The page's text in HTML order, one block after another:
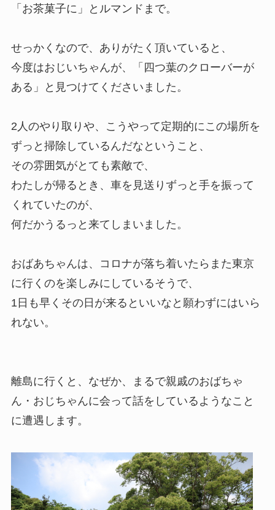
「お茶菓子に」とルマンドまで。
せっかくなので、ありがたく頂いていると、
今度はおじいちゃんが、「四つ葉のクローバーが
ある」と見つけてくださいました。
2人のやり取りや、こうやって定期的にこの場所を
ずっと掃除しているんだなということ、
その雰囲気がとても素敵で、
わたしが帰るとき、車を見送りずっと手を振って
くれていたのが、
何だかうるっと来てしまいました。
おばあちゃんは、コロナが落ち着いたらまた東京
に行くのを楽しみにしているそうで、
1日も早くその日が来るといいなと願わずにはいら
れない。
離島に行くと、なぜか、まるで親戚のおばちゃ
ん・おじちゃんに会って話をしているようなこと
に遭遇します。